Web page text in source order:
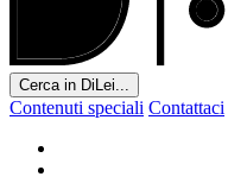
Cerca in DiLei...
Contenuti speciali Contattaci